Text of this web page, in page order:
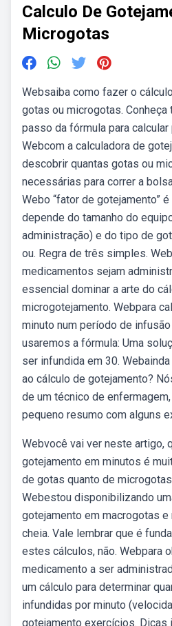
Calculo De
Microgotas
Websaiba como fazer o
gotas ou microgotas.
passo da fórmula para
Webcom a calculadora de
descobrir quantas gotas ou
necessárias para correr a
Webo “fator de gotejamento”
depende do tamanho do
administração) e do tipo de
ou. Regra de três simples.
medicamentos sejam
essencial dominar a arte do
microgotejamento. Webpara
minuto num período de
usaremos a fórmula: Uma
ser infundida em 30.
ao cálculo de gotejamento?
de um técnico de
pequeno resumo com alguns
Webvocê vai ver neste artigo,
gotejamento em minutos é
de gotas quanto de
Webestou disponibilizando
gotejamento em macrogotas
cheia. Vale lembrar que é
estes cálculos, não. Webpara
medicamento a ser
um cálculo para determinar
infundidas por minuto
gotejamento exercícios. Dicas